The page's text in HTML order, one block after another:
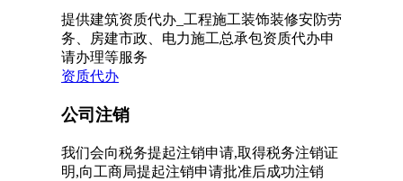
提供建筑资质代办_工程施工装饰装修安防劳
务、房建市政、电力施工总承包资质代办申
请办理等服务
资质代办
公司注销
我们会向税务提起注销申请,取得税务注销证
明,向工商局提起注销申请批准后成功注销